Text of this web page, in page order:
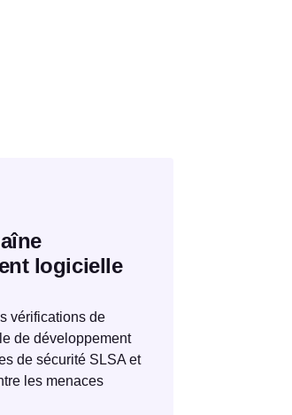
logicielle
vérifications de
de développement
de sécurité SLSA et
les menaces